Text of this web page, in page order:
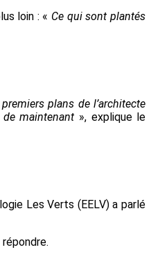
loin : « Ce qui sont plantés
plans de l’architecte
maintenant », explique le
Les Verts (EELV) a parlé